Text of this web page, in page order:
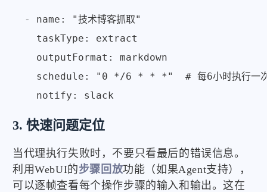
  - name: "技术博客抓取"
    taskType: extract
    outputFormat: markdown
schedule: "0 */6 * * *"  # 每6小时执行一
3. 快速问题定位
当代理执行失败时，不要只看最后的错误信息。
利用WebUI的步骤回放功能（如果Agent支持），
可以逐帧查看每个操作步骤的输入和输出。这在